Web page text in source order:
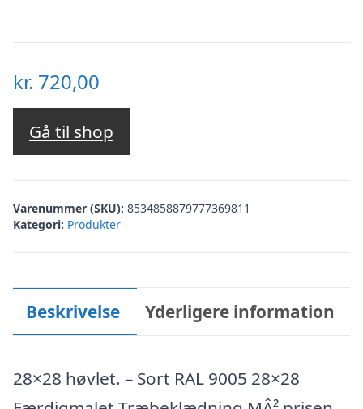
kr. 720,00
Gå til shop
Varenummer (SKU): 8534858879777369811
Kategori: Produkter
Beskrivelse Yderligere information
28×28 høvlet. – Sort RAL 9005 28×28